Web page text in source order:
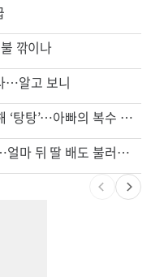
깎이나
…알고 보니
“내 딸 건드렸지” 성폭행범 유인해 ‘탕탕’…아빠의 복수 결말
엄마 성폭행한 “사람 좋은 장씨”…얼마 뒤 딸 배도 불러왔다